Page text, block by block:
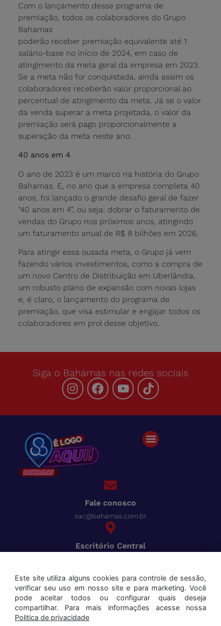
Com o lançamento desse programa de
premiação, todos os colaboradores do Grupo
Bahamas
poderão receber premiação equivalente até 1
salário-base no início de 2024, em caso de
atingimento da meta geral da empresa em 2023.
Se a meta não for conquistada, ainda assim os
colaboradores receberão valor proporcional ao
percentual de atingimento da meta. Já se o valor
da venda superar a meta projetada, o valor da
premiação será pago proporcionalmente a
superação da meta neste ano.
40 anos em 4
O ano de 2023 é um marco na história do Grupo
Bahamas. E, no ano que a empresa completa 40
anos, foi lançado o grande desafio geral de fazer
“40 anos em 4”, ou seja: dobrar o faturamento de
vendas do Grupo nos próximos anos, atingindo
um faturamento anual de R$ 8 bilhões em 2026.
Para atingir essa ousada meta, o Grupo já vem
fazendo vários investimentos, como a compra de
um novo Centro de Distribuição em Uberlândia,
um robusto plano de expansão com novas lojas
e, é claro, o lançamento do programa de
premiação, que visa estimular e engajar todos os
colaboradores em prol desse objetivo.
Siga o Bahamas nas redes sociais
Fale conosco
sac@bahamas.com.br
Escritório Central
Cred
Aceitamos os seguintes cartões:
Este site utiliza alguns cookies para controle de sessão,
verificar seu uso em nosso site e para marketing. Você
pode aceitar todos ou configurar quais deseja
compartilhar. Para mais informações acesse nossa
Politica de privacidade